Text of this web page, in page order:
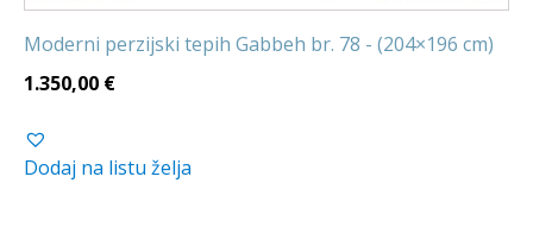
Moderni perzijski tepih Gabbeh br. 78 - (204×196 cm)
1.350,00 €
Dodaj na listu želja